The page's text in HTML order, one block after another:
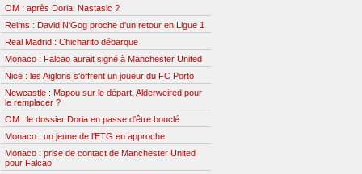
OM : après Doria, Nastasic ?
Reims : David N'Gog proche d'un retour en Ligue 1
Real Madrid : Chicharito débarque
Monaco : Falcao aurait signé à Manchester United
Nice : les Aiglons s'offrent un joueur du FC Porto
Newcastle : Mapou sur le départ, Alderweired pour
le remplacer ?
OM : le dossier Doria en passe d'être bouclé
Monaco : un jeune de l'ETG en approche
Monaco : prise de contact de Manchester United
pour Falcao